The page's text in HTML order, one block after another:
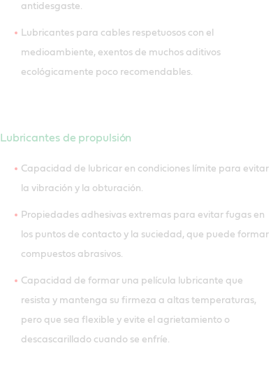
antidesgaste.
Lubricantes para cables respetuosos con el
medioambiente, exentos de muchos aditivos
ecológicamente poco recomendables.
Lubricantes de propulsión
Capacidad de lubricar en condiciones límite para evitar
la vibración y la obturación.
Propiedades adhesivas extremas para evitar fugas en
los puntos de contacto y la suciedad, que puede formar
compuestos abrasivos.
Capacidad de formar una película lubricante que
resista y mantenga su firmeza a altas temperaturas,
pero que sea flexible y evite el agrietamiento o
descascarillado cuando se enfríe.